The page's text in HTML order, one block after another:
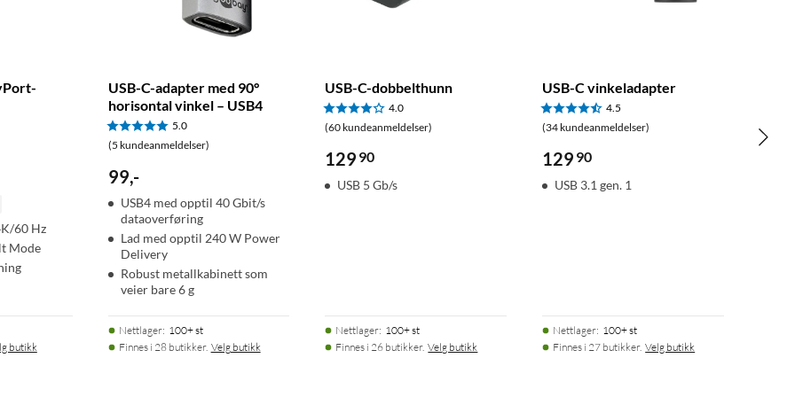
60 Hz
Mode
butikk
USB-C-adapter med 90°
horisontal vinkel – USB4
5.0
(5 kundeanmeldelser)
99,-
USB4 med opptil 40 Gbit/s
dataoverføring
Lad med opptil 240 W Power
Delivery
Robust metallkabinett som
veier bare 6 g
Nettlager: 100+ st
Finnes i 28 butikker. Velg butikk
USB-C-dobbelthunn
4.0
(60 kundeanmeldelser)
129 90
USB 5 Gb/s
Nettlager: 100+ st
Finnes i 26 butikker. Velg butikk
USB-C vinkeladapter
4.5
(34 kundeanmeldelser)
129 90
USB 3.1 gen. 1
Nettlager: 100+ st
Finnes i 27 butikker. Velg butikk